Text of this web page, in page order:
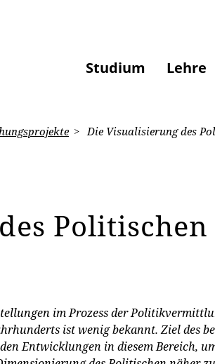
Studium Lehre
Die Visualisierung des
im Prozess der
ist wenig bekannt. Ziel des
Entwicklungen in diesem Bereich,